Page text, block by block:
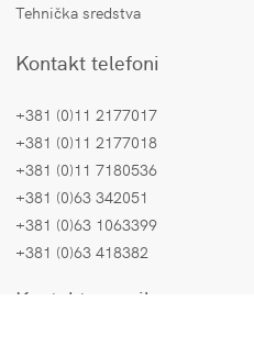
Tehnička sredstva
Kontakt telefoni
+381 (0)11 2177017
+381 (0)11 2177018
+381 (0)11 7180536
+381 (0)63 342051
+381 (0)63 1063399
+381 (0)63 418382
Kontakt e-mail